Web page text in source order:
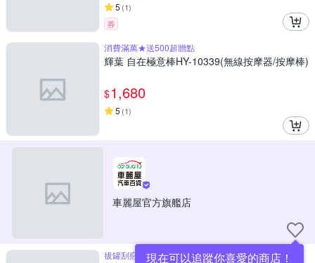
5 (1)
券
消費滿萬★送500超贈點
輝葉 自在極意棒HY-10339(無線按摩器/按摩棒)
$1,680
5 (1)
車麗屋官方旗艦店
現在可以追蹤你喜愛的商店！
拔罐刮痧熱敷多功能合一